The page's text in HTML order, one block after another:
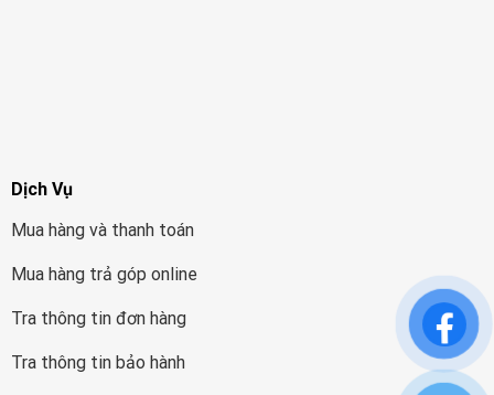
Dịch Vụ
Mua hàng và thanh toán
Mua hàng trả góp online
Tra thông tin đơn hàng
Tra thông tin bảo hành